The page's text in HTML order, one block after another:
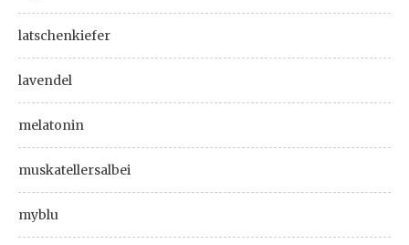
latschenkiefer
lavendel
melatonin
muskatellersalbei
myblu